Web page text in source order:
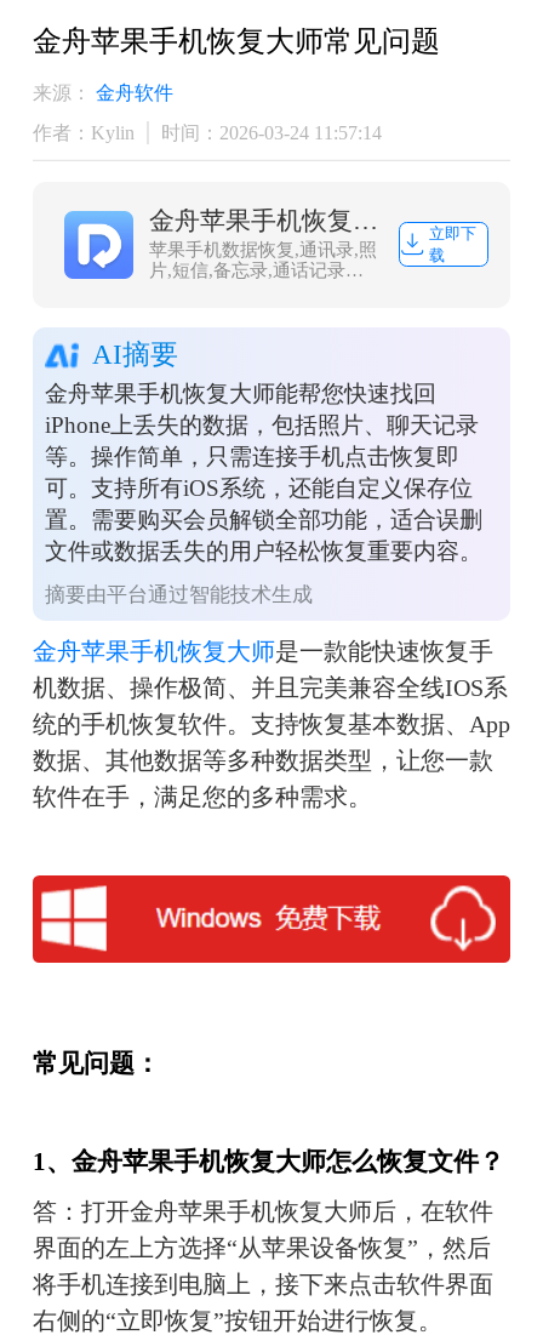
金舟苹果手机恢复大师常见问题
来源：
金舟软件
作者：Kylin
时间：2026-03-24 11:57:14
金舟苹果手机恢复大师
苹果手机数据恢复,通讯录,照
片,短信,备忘录,通话记录恢
立即下
载
AI摘要
金舟苹果手机恢复大师能帮您快速找回
iPhone上丢失的数据，包括照片、聊天记录
等。操作简单，只需连接手机点击恢复即
可。支持所有iOS系统，还能自定义保存位
置。需要购买会员解锁全部功能，适合误删
文件或数据丢失的用户轻松恢复重要内容。
摘要由平台通过智能技术生成
金舟苹果手机恢复大师是一款能快速恢复手
机数据、操作极简、并且完美兼容全线IOS系
统的手机恢复软件。支持恢复基本数据、App
数据、其他数据等多种数据类型，让您一款
软件在手，满足您的多种需求。
常见问题：
1、金舟苹果手机恢复大师怎么恢复文件？
答：打开金舟苹果手机恢复大师后，在软件
界面的左上方选择“从苹果设备恢复”，然后
将手机连接到电脑上，接下来点击软件界面
右侧的“立即恢复”按钮开始进行恢复。